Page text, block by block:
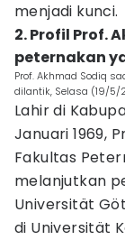
menjadi kunci.
2. Profil Prof.
peternakan
Prof. Akhmad Sodiq
dilantik, Selasa (19/5/
Lahir di
Januari 1969,
Fakultas
melanjutkan
Universität
di Universität